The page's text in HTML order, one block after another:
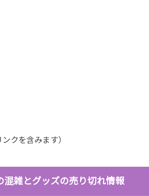
クを含みます）
混雑とグッズの売り切れ情報